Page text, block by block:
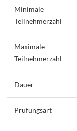
Minimale
Teilnehmerzahl
Maximale
Teilnehmerzahl
Dauer
Prüfungsart